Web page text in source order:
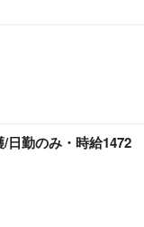
日勤のみ・時給1472